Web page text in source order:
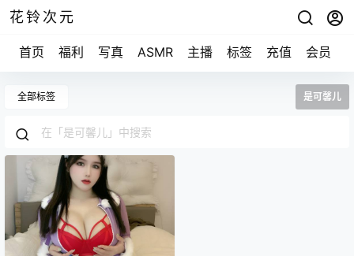
花铃次元
首页 福利 写真 ASMR 主播 标签 充值 会员
全部标签 是可馨儿